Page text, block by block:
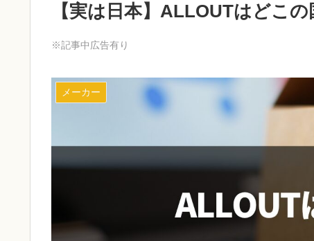
【実は日本】ALLOUTはどこ
※記事中広告有り
メーカー